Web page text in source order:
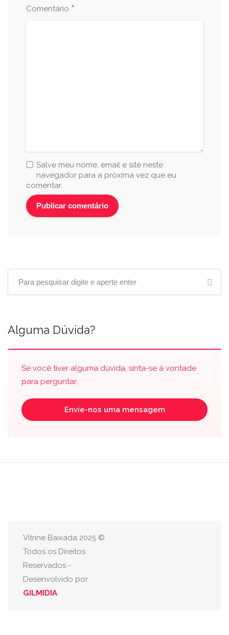
Comentário *
Salve meu nome, email e site neste
navegador para a próxima vez que eu
comentar.
Alguma Dúvida?
Se você tiver alguma dúvida, sinta-se à vontade
para perguntar.
Envie-nos uma mensagem
Vitrine Baixada 2025 ©
Todos os Direitos
Reservados -
Desenvolvido por
GILMIDIA